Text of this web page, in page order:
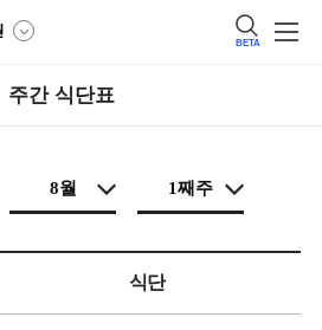
BETA
주간 식단표
식단